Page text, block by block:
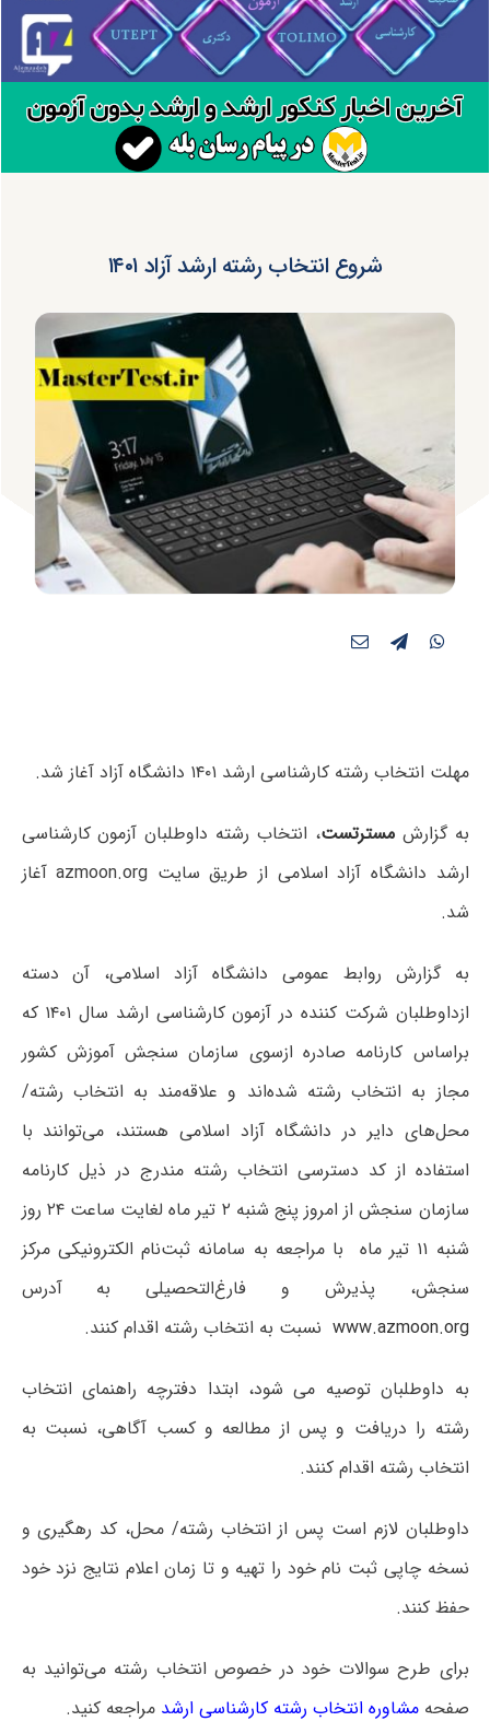
شروع انتخاب رشته ارشد آزاد ۱۴۰۱
مهلت انتخاب رشته کارشناسی ارشد ۱۴۰۱ دانشگاه آزاد آغاز شد.
به گزارشمسترتست، انتخاب رشته داوطلبان آزمون کارشناسی
ارشد دانشگاه آزاد اسلامی از طریق سایت azmoon.org آغاز
شد.
به گزارش روابط عمومی دانشگاه آزاد اسلامی، آن دسته
ازداوطلبان شرکت کننده در آزمون کارشناسی ارشد سال ۱۴۰۱ که
براساس کارنامه صادره ازسوی سازمان سنجش آموزش کشور
مجاز به انتخاب رشته شده‌اند و علاقه‌مند به انتخاب رشته/
محل‌های دایر در دانشگاه آزاد اسلامی هستند، می‌توانند با
استفاده از کد دسترسی انتخاب رشته مندرج در ذیل کارنامه
سازمان سنجش از امروز پنج شنبه ۲ تیر ماه لغایت ساعت ۲۴ روز
شنبه ۱۱ تیر ماه با مراجعه به سامانه ثبت‌نام الکترونیکی مرکز
سنجش، پذیرش و فارغ‌التحصیلی به آدرس
www.azmoon.org نسبت به انتخاب رشته اقدام کنند.
به داوطلبان توصیه می شود، ابتدا دفترچه راهنمای انتخاب
رشته را دریافت و پس از مطالعه و کسب آگاهی، نسبت به
انتخاب رشته اقدام کنند.
داوطلبان لازم است پس از انتخاب رشته/ محل، کد رهگیری و
نسخه چاپی ثبت نام خود را تهیه و تا زمان اعلام نتایج نزد خود
حفظ کنند.
برای طرح سوالات خود در خصوص انتخاب رشته می‌توانید به
صفحه مشاوره انتخاب رشته کارشناسی ارشد مراجعه کنید.